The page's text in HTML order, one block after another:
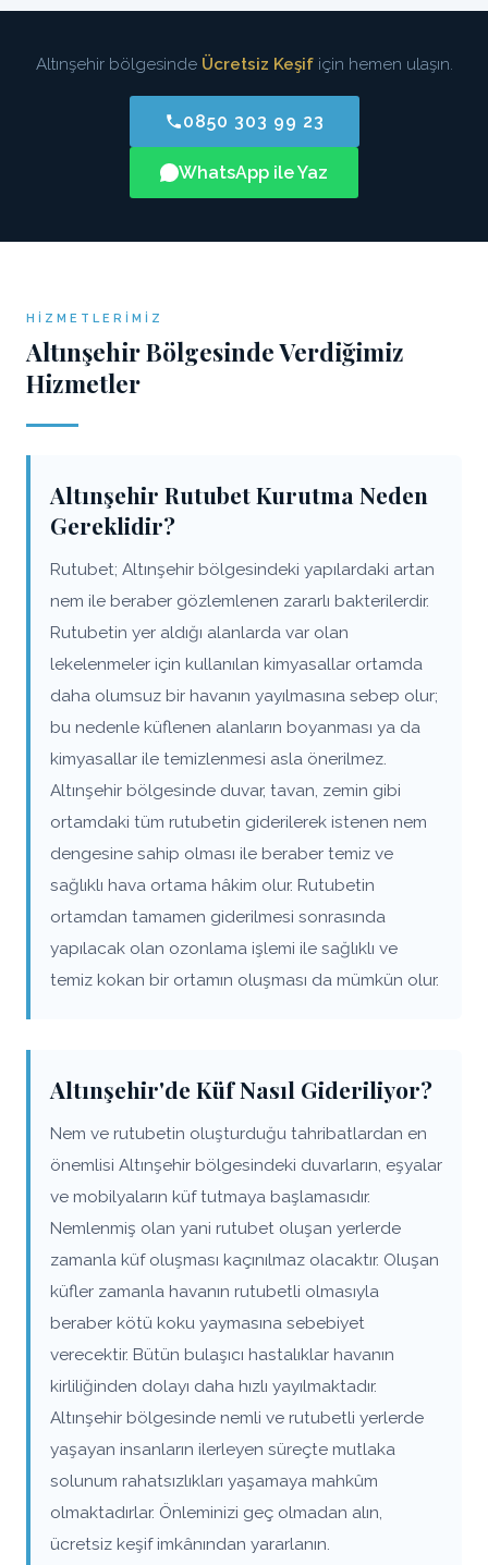
Altınşehir bölgesinde Ücretsiz Keşifiçin hemen ulaşın.
0850 303 99 23
WhatsApp ile Yaz
HIZMETLERIMIZ
Altınşehir Bölgesinde Verdiğimiz
Hizmetler
Altınşehir Rutubet Kurutma Neden
Gereklidir?
Rutubet; Altınşehir bölgesindeki yapılardaki artan
nem ile beraber gözlemlenen zararlı bakterilerdir.
Rutubetin yer aldığı alanlarda var olan
lekelenmeler için kullanılan kimyasallar ortamda
daha olumsuz bir havanın yayılmasına sebep olur;
bu nedenle küflenen alanların boyanması ya da
kimyasallar ile temizlenmesi asla önerilmez.
Altınşehir bölgesinde duvar, tavan, zemin gibi
ortamdaki tüm rutubetin giderilerek istenen nem
dengesine sahip olması ile beraber temiz ve
sağlıklı hava ortama hâkim olur. Rutubetin
ortamdan tamamen giderilmesi sonrasında
yapılacak olan ozonlama işlemi ile sağlıklı ve
temiz kokan bir ortamın oluşması da mümkün olur.
Altınşehir'de Küf Nasıl Gideriliyor?
Nem ve rutubetin oluşturduğu tahribatlardan en
önemlisi Altınşehir bölgesindeki duvarların, eşyalar
ve mobilyaların küf tutmaya başlamasıdır.
Nemlenmiş olan yani rutubet oluşan yerlerde
zamanla küf oluşması kaçınılmaz olacaktır. Oluşan
küfler zamanla havanın rutubetli olmasıyla
beraber kötü koku yaymasına sebebiyet
verecektir. Bütün bulaşıcı hastalıklar havanın
kirliliğinden dolayı daha hızlı yayılmaktadır.
Altınşehir bölgesinde nemli ve rutubetli yerlerde
yaşayan insanların ilerleyen süreçte mutlaka
solunum rahatsızlıkları yaşamaya mahkûm
olmaktadırlar. Önleminizi geç olmadan alın,
ücretsiz keşif imkânından yararlanın.